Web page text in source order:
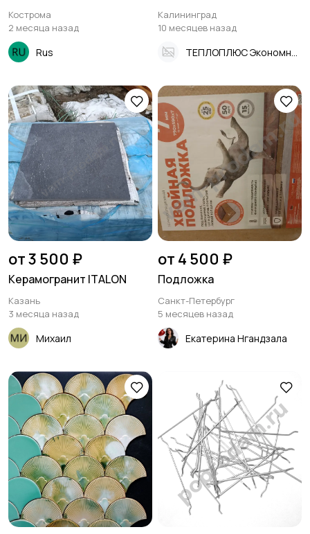
Кострома
2 месяца назад
Rus
Калининград
10 месяцев назад
от 3 500 ₽
Керамогранит ITALON
Казань
3 месяца назад
Михаил
от 4 500 ₽
Подложка
Санкт-Петербург
5 месяцев назад
Екатерина Нгандзала